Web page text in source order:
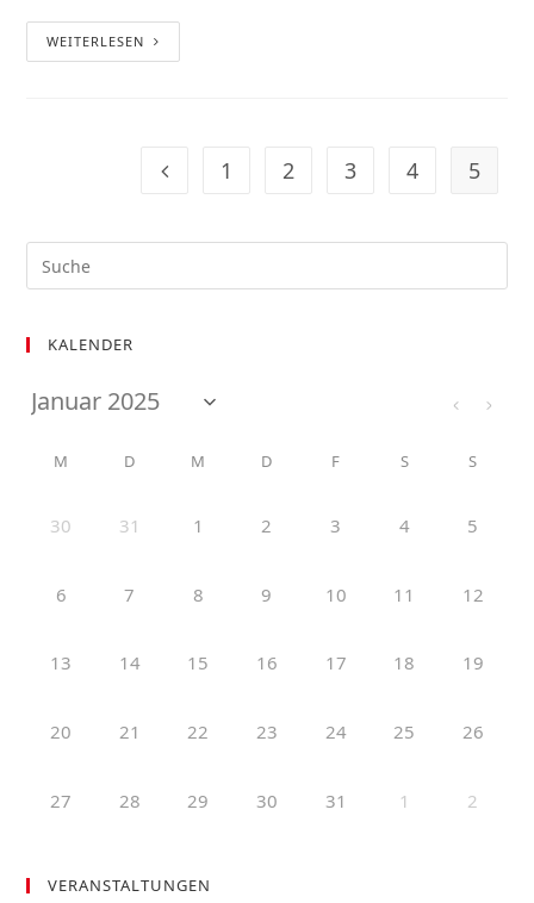
WEITERLESEN
1 2 3 4 5
KALENDER
M D M D F S S
30 31 1 2 3 4 5
6 7 8 9 10 11 12
13 14 15 16 17 18 19
20 21 22 23 24 25 26
27 28 29 30 31 1 2
VERANSTALTUNGEN